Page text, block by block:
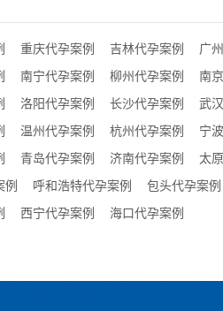
重庆代孕案例 吉林代孕案例 广
南宁代孕案例 柳州代孕案例 南
洛阳代孕案例 长沙代孕案例 武
温州代孕案例 杭州代孕案例 宁
青岛代孕案例 济南代孕案例 太
例 呼和浩特代孕案例 包头代孕案例
西宁代孕案例 海口代孕案例